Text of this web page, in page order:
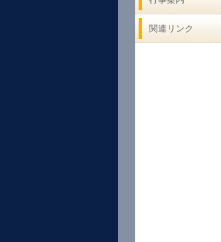
関連リンク